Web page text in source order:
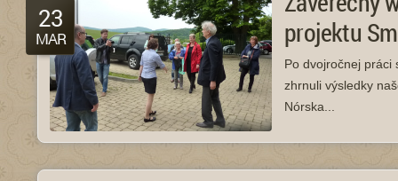
23
MAR
projektu
Po dvojročnej práci
zhrnuli výsledky
Nórska...